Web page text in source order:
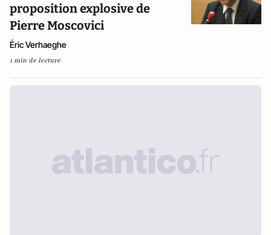
proposition explosive de
Pierre Moscovici
Éric Verhaeghe
1 min de lecture